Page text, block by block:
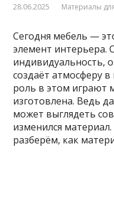
28.06.2025 Материалы
Сегодня мебель —
элемент интерьера.
индивидуальность,
создаёт атмосферу
роль в этом играют
изготовлена. Ведь
может выглядеть
изменился
разберём, как